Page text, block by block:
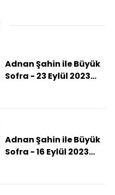
Adnan Şahin ile Büyük
Sofra - 23 Eylül 2023
İstanbul'da)
Adnan Şahin ile Büyük
Sofra - 16 Eylül 2023
Kars'ta)